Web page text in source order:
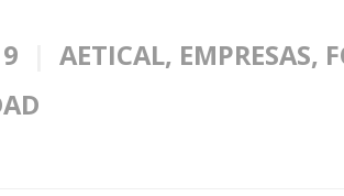
AETICAL, EMPRESAS,